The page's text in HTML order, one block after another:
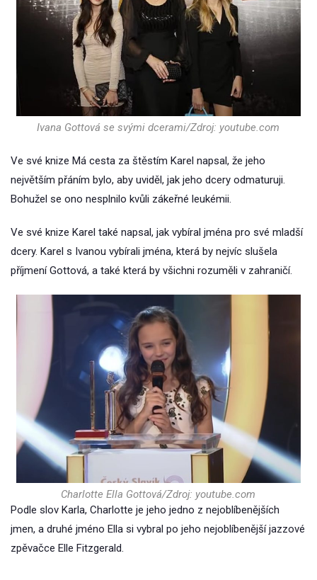
Ivana Gottová se svými dcerami/Zdroj: youtube.com
Ve své knize Má cesta za štěstím Karel napsal, že jeho
největším přáním bylo, aby uviděl, jak jeho dcery odmaturuji.
Bohužel se ono nesplnilo kvůli zákeřné leukémii.
Ve své knize Karel také napsal, jak vybíral jména pro své mladší
dcery. Karel s Ivanou vybírali jména, která by nejvíc slušela
příjmení Gottová, a také která by všichni rozuměli v zahraničí.
Charlotte Ella Gottová/Zdroj: youtube.com
Podle slov Karla, Charlotte je jeho jedno z nejoblíbenějších
jmen, a druhé jméno Ella si vybral po jeho nejoblíbenější jazzové
zpěvačce Elle Fitzgerald.